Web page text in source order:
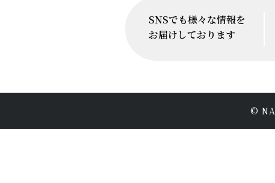
SNSでも様々な情報を
お届けしております
©